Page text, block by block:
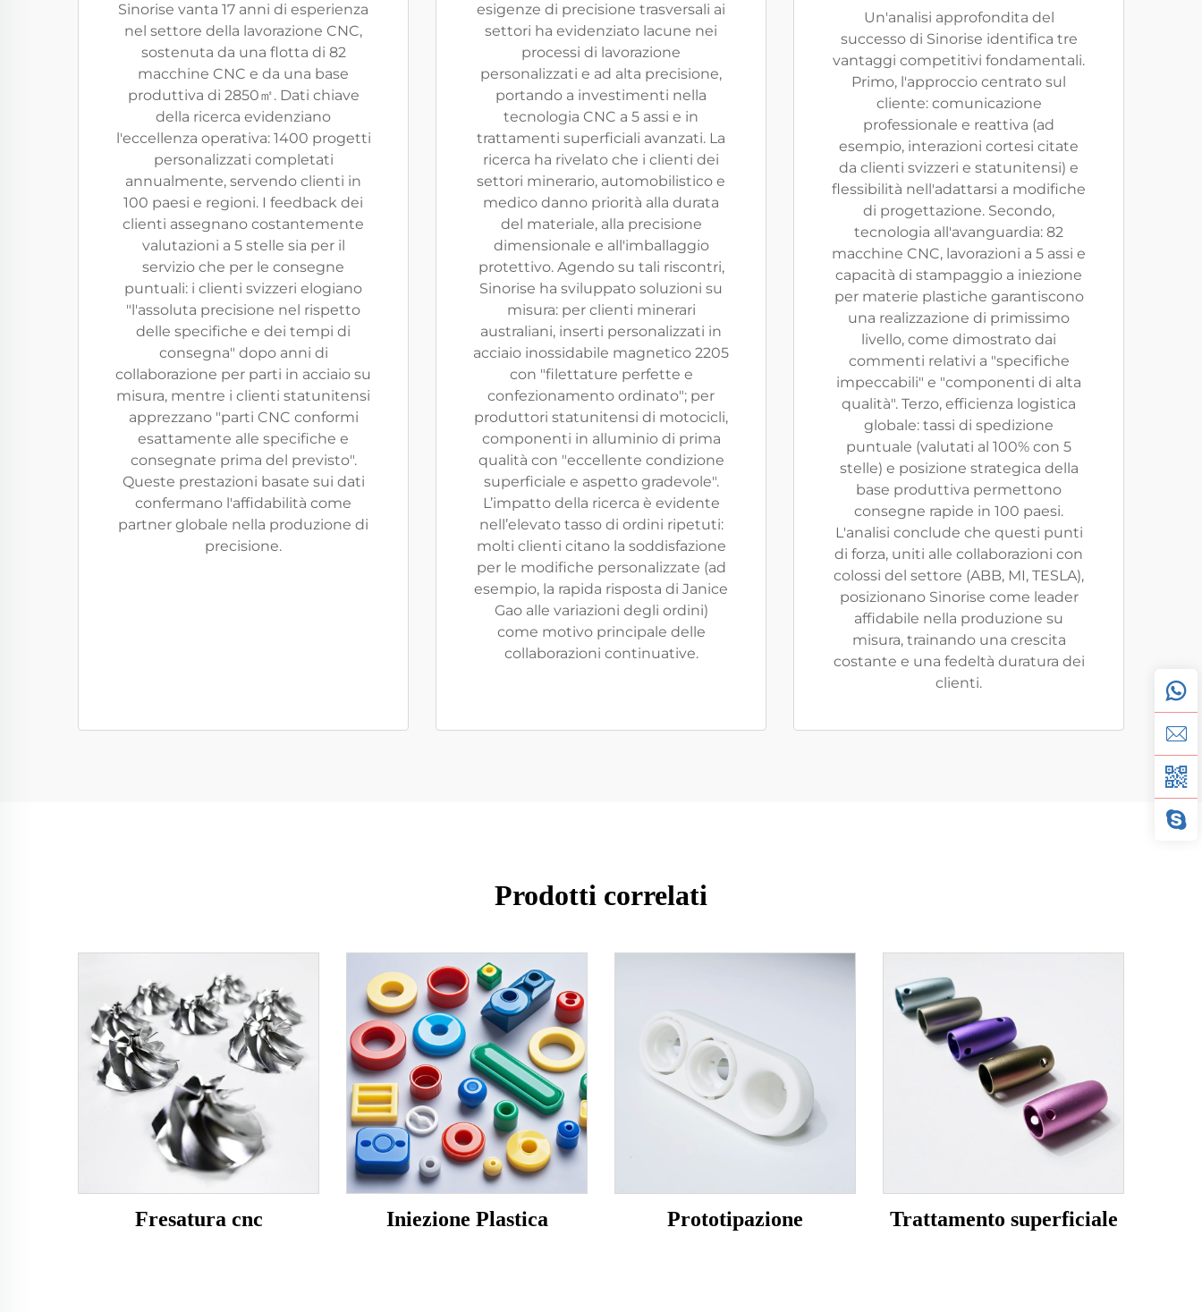
Sinorise vanta 17 anni di esperienza
nel settore della lavorazione CNC,
sostenuta da una flotta di 82
macchine CNC e da una base
produttiva di 2850㎡. Dati chiave
della ricerca evidenziano
l'eccellenza operativa: 1400 progetti
personalizzati completati
annualmente, servendo clienti in
100 paesi e regioni. I feedback dei
clienti assegnano costantemente
valutazioni a 5 stelle sia per il
servizio che per le consegne
puntuali: i clienti svizzeri elogiano
"l'assoluta precisione nel rispetto
delle specifiche e dei tempi di
consegna" dopo anni di
collaborazione per parti in acciaio su
misura, mentre i clienti statunitensi
apprezzano "parti CNC conformi
esattamente alle specifiche e
consegnate prima del previsto".
Queste prestazioni basate sui dati
confermano l'affidabilità come
partner globale nella produzione di
precisione.
esigenze di precisione trasversali ai
settori ha evidenziato lacune nei
processi di lavorazione
personalizzati e ad alta precisione,
portando a investimenti nella
tecnologia CNC a 5 assi e in
trattamenti superficiali avanzati. La
ricerca ha rivelato che i clienti dei
settori minerario, automobilistico e
medico danno priorità alla durata
del materiale, alla precisione
dimensionale e all'imballaggio
protettivo. Agendo su tali riscontri,
Sinorise ha sviluppato soluzioni su
misura: per clienti minerari
australiani, inserti personalizzati in
acciaio inossidabile magnetico 2205
con "filettature perfette e
confezionamento ordinato"; per
produttori statunitensi di motocicli,
componenti in alluminio di prima
qualità con "eccellente condizione
superficiale e aspetto gradevole".
L’impatto della ricerca è evidente
nell’elevato tasso di ordini ripetuti:
molti clienti citano la soddisfazione
per le modifiche personalizzate (ad
esempio, la rapida risposta di Janice
Gao alle variazioni degli ordini)
come motivo principale delle
collaborazioni continuative.
Un'analisi approfondita del
successo di Sinorise identifica tre
vantaggi competitivi fondamentali.
Primo, l'approccio centrato sul
cliente: comunicazione
professionale e reattiva (ad
esempio, interazioni cortesi citate
da clienti svizzeri e statunitensi) e
flessibilità nell'adattarsi a modifiche
di progettazione. Secondo,
tecnologia all'avanguardia: 82
macchine CNC, lavorazioni a 5 assi e
capacità di stampaggio a iniezione
per materie plastiche garantiscono
una realizzazione di primissimo
livello, come dimostrato dai
commenti relativi a "specifiche
impeccabili" e "componenti di alta
qualità". Terzo, efficienza logistica
globale: tassi di spedizione
puntuale (valutati al 100% con 5
stelle) e posizione strategica della
base produttiva permettono
consegne rapide in 100 paesi.
L'analisi conclude che questi punti
di forza, uniti alle collaborazioni con
colossi del settore (ABB, MI, TESLA),
posizionano Sinorise come leader
affidabile nella produzione su
misura, trainando una crescita
costante e una fedeltà duratura dei
clienti.
Prodotti correlati
Fresatura cnc Iniezione Plastica Prototipazione Trattamento superficiale